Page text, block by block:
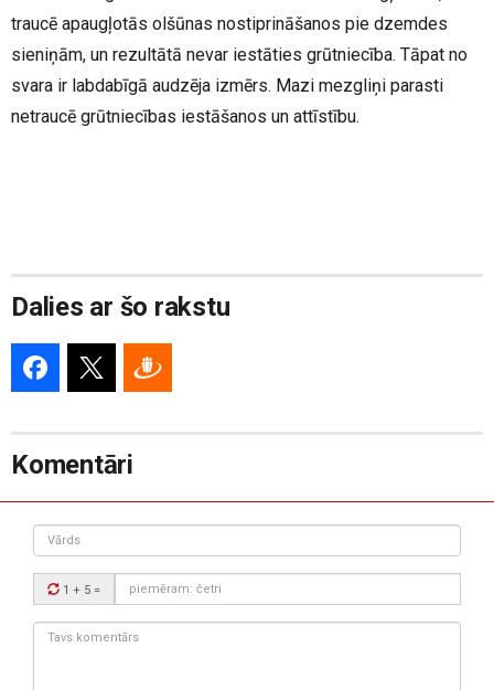
traucē apaugļotās olšūnas nostiprināšanos pie dzemdes
sieniņām, un rezultātā nevar iestāties grūtniecība. Tāpat no
svara ir labdabīgā audzēja izmērs. Mazi mezgliņi parasti
netraucē grūtniecības iestāšanos un attīstību.
Dalies ar šo rakstu
Komentāri
Vārds
Drošības
kods:
1 + 5 =
Tavs